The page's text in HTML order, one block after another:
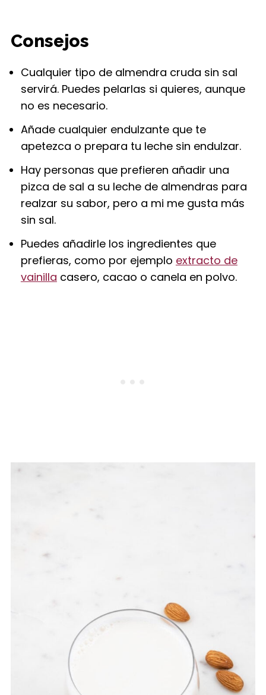
Consejos
Cualquier tipo de almendra cruda sin sal
servirá. Puedes pelarlas si quieres, aunque
no es necesario.
Añade cualquier endulzante que te
apetezca o prepara tu leche sin endulzar.
Hay personas que prefieren añadir una
pizca de sal a su leche de almendras para
realzar su sabor, pero a mi me gusta más
sin sal.
Puedes añadirle los ingredientes que
prefieras, como por ejemplo extracto de
vainilla casero, cacao o canela en polvo.